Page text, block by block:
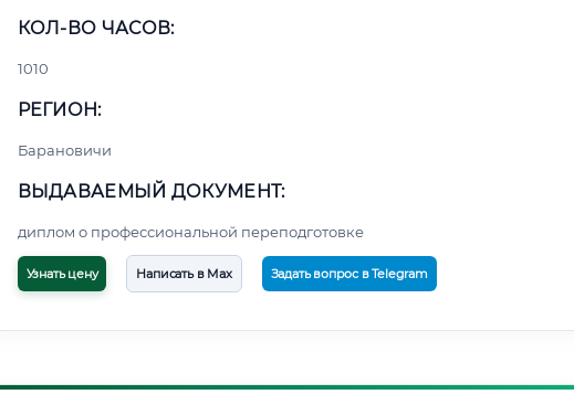
КОЛ-ВО ЧАСОВ:
1010
РЕГИОН:
Барановичи
ВЫДАВАЕМЫЙ ДОКУМЕНТ:
диплом о профессиональной переподготовке
Узнать цену Написать в Max Задать вопрос в Telegram